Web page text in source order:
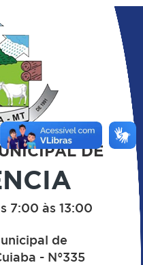
DE
7:00 às 13:00
de
- N°335